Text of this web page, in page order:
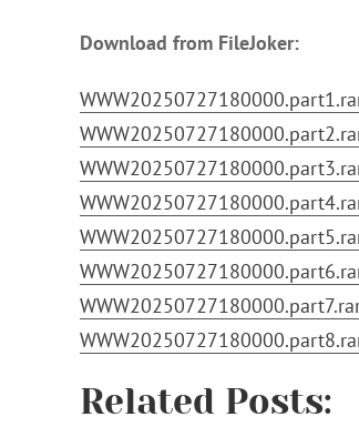
Download from FileJoker:
Related Posts: